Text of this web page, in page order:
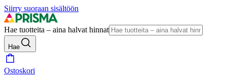
Siirry suoraan sisältöön
Hae tuotteita – aina halvat hinnat
Hae
Ostoskori